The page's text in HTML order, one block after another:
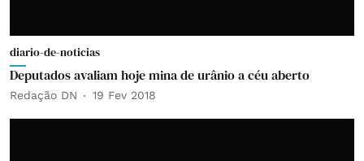
diario-de-noticias
Deputados avaliam hoje mina de urânio a céu aberto
Redação DN 19 Fev 2018